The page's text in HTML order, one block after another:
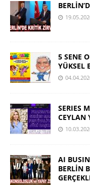
5 SENE
YÜKSEL
SERIES
CEYLAN
AI
BERLİN